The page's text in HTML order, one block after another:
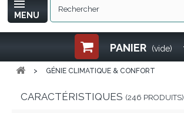
PANIER (vide)
MENU
> GÉNIE CLIMATIQUE & CONFORT
CARACTÉRISTIQUES (246 PRODUITS)